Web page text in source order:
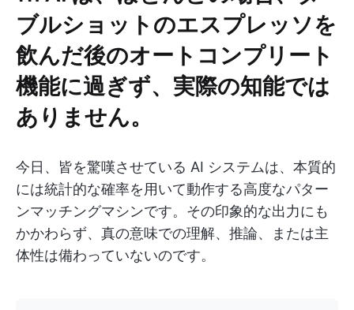
ブルショットのエスプレッソを
飲んだ後のオートコンプリート
機能に過ぎず、実際の知能では
ありません。
今日、皆を驚嘆させている AI システムは、本質的
には統計的な確率を用いて動作する高度なパター
ンマッチングマシンです。その印象的な出力にも
かかわらず、真の意味での理解、推論、または主
体性は備わっていないのです。